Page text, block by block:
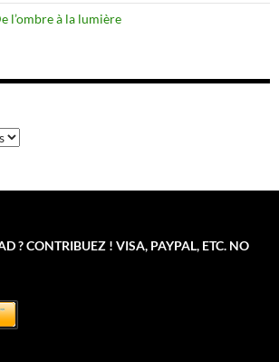
l’ombre à la lumière
? CONTRIBUEZ ! VISA, PAYPAL, ETC. NO